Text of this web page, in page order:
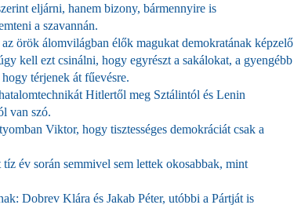
eljárni, hanem bizony, bármennyire is
a szavannán.
örök álomvilágban élők magukat demokratának képzelő
kell ezt csinálni, hogy egyrészt a sakálokat, a gyengébb
térjenek át fűevésre.
Hitlertől meg Sztálintól és Lenin
van szó.
Viktor, hogy tisztességes demokráciát csak a
év során semmivel sem lettek okosabbak, mint
Dobrev Klára és Jakab Péter, utóbbi a Pártját is